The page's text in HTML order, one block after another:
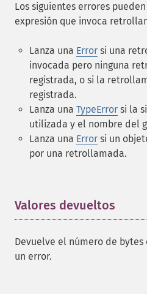
Los siguientes errores
expresión que invoca
Lanza una Error si una
invocada pero ninguna
registrada, o si la
registrada.
Lanza una TypeError si la
utilizada y el nombre del
Lanza una Error si un
por una retrollamada.
Valores devueltos
Devuelve el número de bytes
un error.